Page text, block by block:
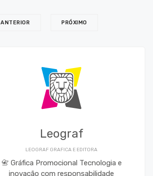
ANTERIOR PRÓXIMO
Leograf
LEOGRAF GRAFICA E EDITORA
📇 Gráfica Promocional Tecnologia e
inovação com responsabilidade